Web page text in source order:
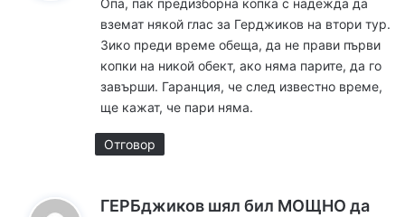
а
Опа, пак предизборна копка с надежда да
вземат някой глас за Герджиков на втори тур.
Зико преди време обеща, да не прави първи
копки на никой обект, ако няма парите, да го
завърши. Гаранция, че след известно време,
ще кажат, че пари няма.
Отговор
ГЕРБджиков шял бил МОЩНО да